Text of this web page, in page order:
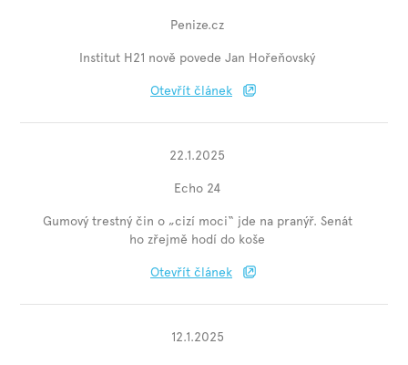
Penize.cz
Institut H21 nově povede Jan Hořeňovský
Otevřít článek
22.1.2025
Echo 24
Gumový trestný čin o „cizí moci“ jde na pranýř. Senát
ho zřejmě hodí do koše
Otevřít článek
12.1.2025